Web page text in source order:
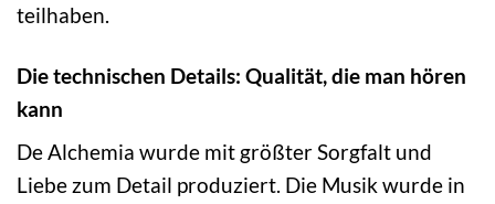
teilhaben.
Die technischen Details: Qualität, die man hören
kann
De Alchemia wurde mit größter Sorgfalt und
Liebe zum Detail produziert. Die Musik wurde in